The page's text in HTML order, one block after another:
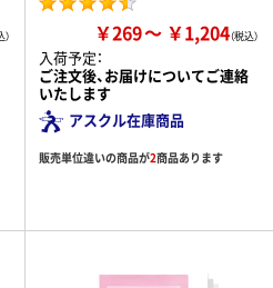
￥269 ￥1,204
入荷予定：
ご注文後、お届けについてご連絡
いたします
アスクル在庫商品
販売単位違いの商品が2商品あります